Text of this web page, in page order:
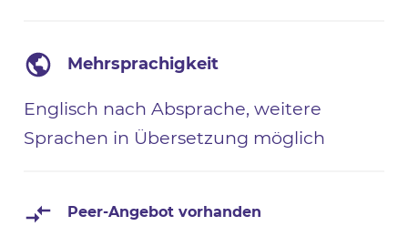
Mehrsprachigkeit
Englisch nach Absprache, weitere
Sprachen in Übersetzung möglich
Peer-Angebot vorhanden